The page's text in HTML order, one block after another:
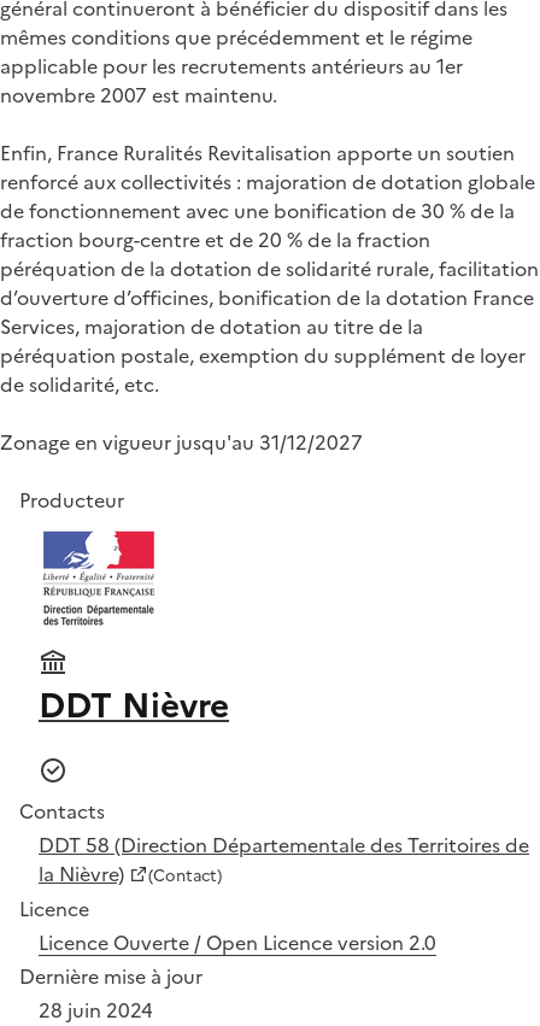
général continueront à bénéficier du dispositif dans les
mêmes conditions que précédemment et le régime
applicable pour les recrutements antérieurs au 1er
novembre 2007 est maintenu.
Enfin, France Ruralités Revitalisation apporte un soutien
renforcé aux collectivités : majoration de dotation globale
de fonctionnement avec une bonification de 30 % de la
fraction bourg-centre et de 20 % de la fraction
péréquation de la dotation de solidarité rurale, facilitation
d’ouverture d’officines, bonification de la dotation France
Services, majoration de dotation au titre de la
péréquation postale, exemption du supplément de loyer
de solidarité, etc.
Zonage en vigueur jusqu'au 31/12/2027
Producteur
DDT Nièvre
Contacts
DDT 58 (Direction Départementale des Territoires de
la Nièvre)
(Contact)
Licence
Licence Ouverte / Open Licence version 2.0
Dernière mise à jour
28 juin 2024